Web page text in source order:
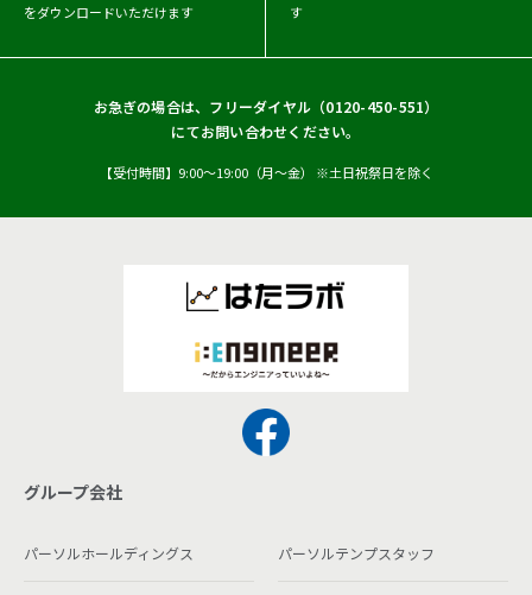
をダウンロードいただけます
す
お急ぎの場合は、フリーダイヤル（0120-450-551）
にてお問い合わせください。
【受付時間】9:00〜19:00（月〜金） ※土日祝祭日を除く
グループ会社
パーソルホールディングス パーソルテンプスタッフ